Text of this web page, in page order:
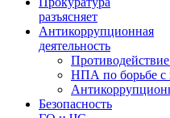
разъясняет
Антикоррупционная
деятельность
НПА по борьбе с
Безопасность